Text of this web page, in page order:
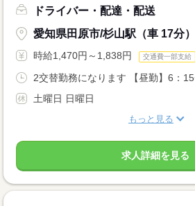
ドライバー・配達・配送
愛知県田原市/杉山駅（車 17分）
時給1,470円～1,838円 交通費一部支給
2交替勤務になります 【昼勤】6：15
土曜日 日曜日
もっと見る
求人詳細を見る